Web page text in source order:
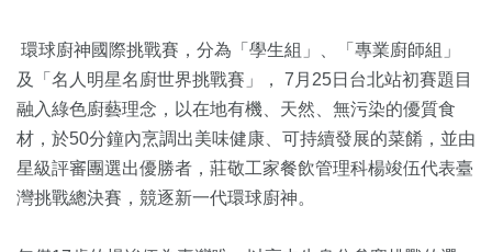
環球廚神國際挑戰賽，分為「學生組」、「專業廚師組」
及「名人明星名廚世界挑戰賽」， 7月25日台北站初賽題目
融入綠色廚藝理念，以在地有機、天然、無污染的優質食
材，於50分鐘內烹調出美味健康、可持續發展的菜餚，並由
星級評審團選出優勝者，莊敬工家餐飲管理科楊竣伍代表臺
灣挑戰總決賽，競逐新一代環球廚神。